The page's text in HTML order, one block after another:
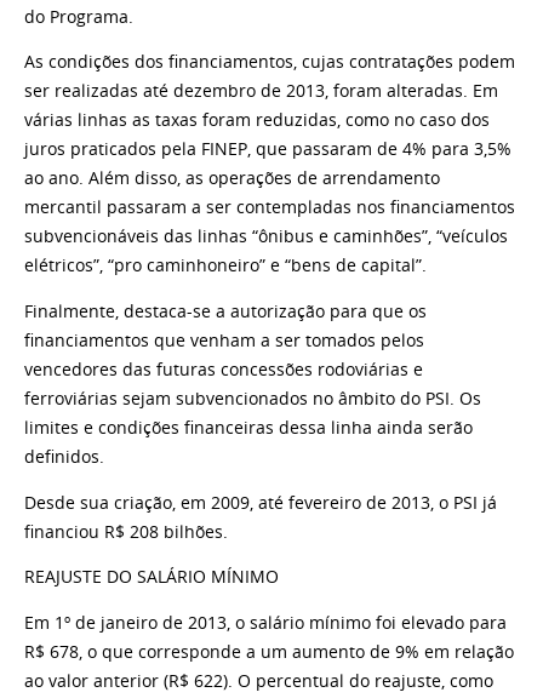
do Programa.
As condições dos financiamentos, cujas contratações podem
ser realizadas até dezembro de 2013, foram alteradas. Em
várias linhas as taxas foram reduzidas, como no caso dos
juros praticados pela FINEP, que passaram de 4% para 3,5%
ao ano. Além disso, as operações de arrendamento
mercantil passaram a ser contempladas nos financiamentos
subvencionáveis das linhas “ônibus e caminhões”, “veículos
elétricos”, “pro caminhoneiro” e “bens de capital”.
Finalmente, destaca-se a autorização para que os
financiamentos que venham a ser tomados pelos
vencedores das futuras concessões rodoviárias e
ferroviárias sejam subvencionados no âmbito do PSI. Os
limites e condições financeiras dessa linha ainda serão
definidos.
Desde sua criação, em 2009, até fevereiro de 2013, o PSI já
financiou R$ 208 bilhões.
REAJUSTE DO SALÁRIO MÍNIMO
Em 1º de janeiro de 2013, o salário mínimo foi elevado para
R$ 678, o que corresponde a um aumento de 9% em relação
ao valor anterior (R$ 622). O percentual do reajuste, como